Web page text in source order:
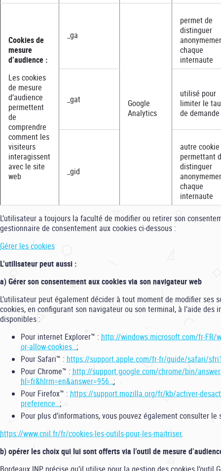
Cookies de
mesure
d’audience :
Les cookies
de mesure
d’audience
permettent
de
comprendre
comment les
visiteurs
interagissent
avec le site
web
_ga
Google
Analytics
permet de
distinguer
chaque
internaute
_gat
utilisé pour
limiter le
de demande
_gid
autre cookie
permettant
distinguer
chaque
internaute
L’utilisateur a toujours la faculté de modifier ou retirer son
gestionnaire de consentement aux cookies ci-dessous :
Gérer les cookies
L’utilisateur peut aussi :
a) Gérer son consentement aux cookies via son navigateur web
L’utilisateur peut également décider à tout moment de modifier ses
cookies, en configurant son navigateur ou son terminal, à l’aide des
disponibles :
Pour internet Explorer™ : http://windows.microsoft.com/fr-FR/
or-allow-cookies…;
Pour Safari™ : https://support.apple.com/fr-fr/guide/safari/
Pour Chrome™ : http://support.google.com/chrome/bin/
hl=fr&hlrm=en&answer=956…;
Pour Firefox™ : https://support.mozilla.org/fr/kb/activer-
preference…;
Pour plus d’informations, vous pouvez également consulter le
https://www.cnil.fr/fr/cookies-les-outils-pour-les-maitriser.
b) opérer les choix qui lui sont offerts via l’outil de mesure